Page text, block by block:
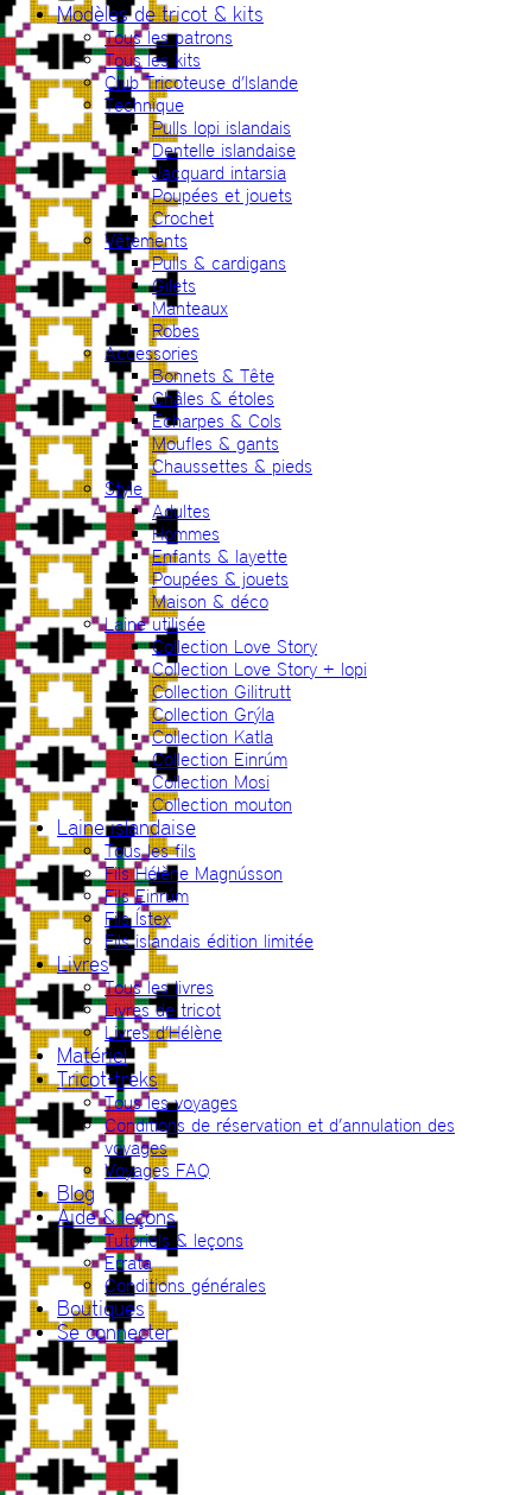
Modèles de tricot & kits
Tous les patrons
Tous les kits
Club Tricoteuse d’Islande
Technique
Pulls lopi islandais
Dentelle islandaise
Jacquard intarsia
Poupées et jouets
Crochet
Vêtements
Pulls & cardigans
Gilets
Manteaux
Robes
Accessories
Bonnets & Tête
Châles & étoles
Echarpes & Cols
Moufles & gants
Chaussettes & pieds
Style
Adultes
Hommes
Enfants & layette
Poupées & jouets
Maison & déco
Laine utilisée
Collection Love Story
Collection Love Story + lopi
Collection Gilitrutt
Collection Grýla
Collection Katla
Collection Einrúm
Collection Mosi
Collection mouton
Laine islandaise
Tous les fils
Fils Hélène Magnússon
Fils Einrúm
Fils Ístex
Fils islandais édition limitée
Livres
Tous les livres
Livres de tricot
Livres d’Hélène
Matériel
Tricot-treks
Tous les voyages
Conditions de réservation et d’annulation des
voyages
Voyages FAQ
Blog
Aide & leçons
Tutoriels & leçons
Errata
Conditions générales
Boutiques
Se connecter